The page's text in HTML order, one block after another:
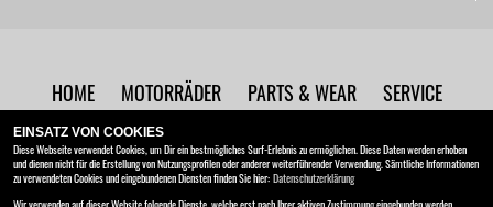
HOME MOTORRÄDER PARTS & WEAR
SERVICE
UNTERNEHMEN
BRC Motorrad GmbH
Ottostraße 2 , 30827 Hannover - Garbsen
EINSATZ VON COOKIES
Diese Webseite verwendet Cookies, um Dir ein bestmögliches Surf-Erlebnis zu ermöglichen. Diese Daten werden erhoben
und dienen nicht für die Erstellung von Nutzungsprofilen oder anderer weiterführender Verwendung. Sämtliche Informationen
zu verwendeten Cookies und eingebundenen Diensten finden Sie hier: Datenschutzerklärung